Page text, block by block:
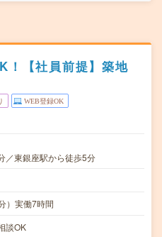
！【社員前提】築地
WEB登録OK
／東銀座駅から徒歩5分
）実働7時間
談OK